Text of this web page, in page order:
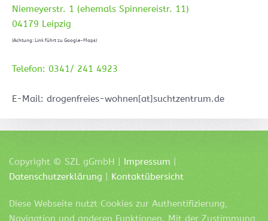
Niemeyerstr. 1 (ehemals Spinnereistr. 11)
04179 Leipzig
(Achtung: Link führt zu Google-Maps)
Telefon: 0341/ 241 4923
E-Mail: drogenfreies-wohnen[at]suchtzentrum.de
Copyright © SZL gGmbH | Impressum
Datenschutzerklärung
Kontaktübersicht
Diese Webseite nutzt Cookies zur Authentifizierung,
Navigation und anderen Funktionen. Mit der Zustimmung